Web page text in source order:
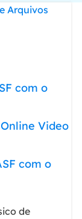
Arquivos
com o
Video
com o
de